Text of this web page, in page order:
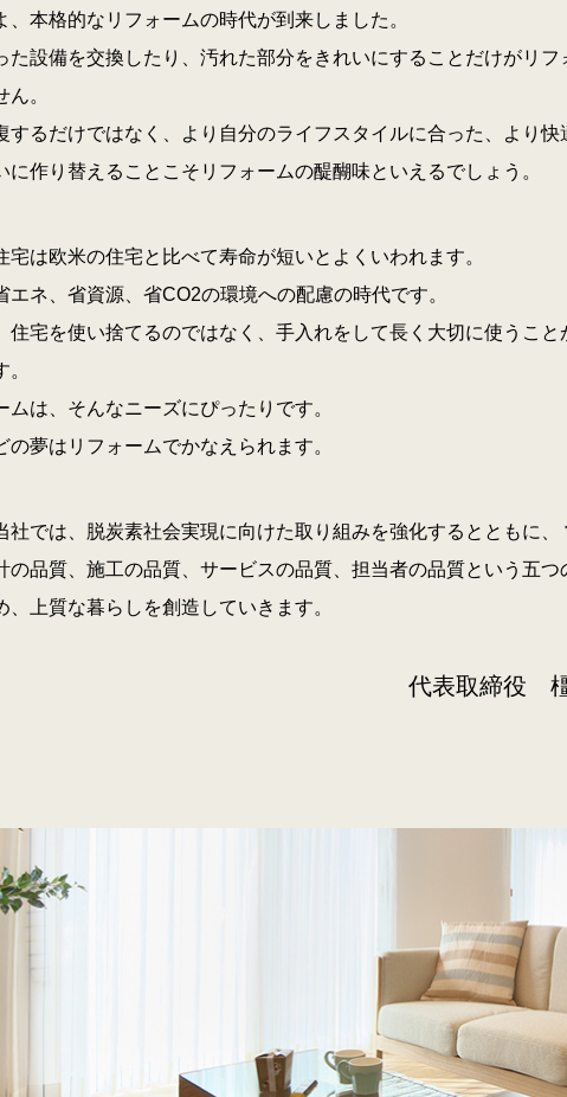
、本格的なリフォームの時代が到来しました。
た設備を交換したり、汚れた部分をきれいにすることだけがリフ
ん。
するだけではなく、より自分のライフスタイルに合った、より快
に作り替えることこそリフォームの醍醐味といえるでしょう。
宅は欧米の住宅と比べて寿命が短いとよくいわれます。
エネ、省資源、省CO2の環境への配慮の時代です。
住宅を使い捨てるのではなく、手入れをして長く大切に使うこと
ムは、そんなニーズにぴったりです。
の夢はリフォームでかなえられます。
社では、脱炭素社会実現に向けた取り組みを強化するとともに、
の品質、施工の品質、サービスの品質、担当者の品質という五つ
、上質な暮らしを創造していきます。
代表取締役